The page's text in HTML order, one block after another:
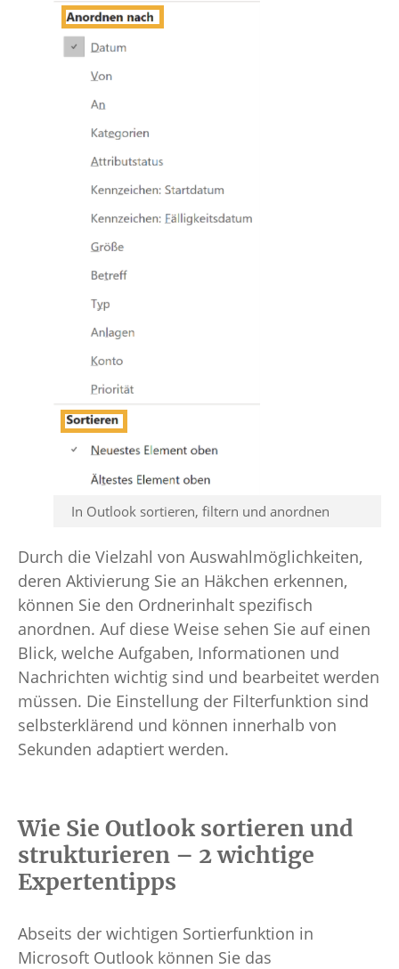
In Outlook sortieren, filtern und anordnen
Durch die Vielzahl von Auswahlmöglichkeiten,
deren Aktivierung Sie an Häkchen erkennen,
können Sie den Ordnerinhalt spezifisch
anordnen. Auf diese Weise sehen Sie auf einen
Blick, welche Aufgaben, Informationen und
Nachrichten wichtig sind und bearbeitet werden
müssen. Die Einstellung der Filterfunktion sind
selbsterklärend und können innerhalb von
Sekunden adaptiert werden.
Wie Sie Outlook sortieren und
strukturieren – 2 wichtige
Expertentipps
Abseits der wichtigen Sortierfunktion in
Microsoft Outlook können Sie das